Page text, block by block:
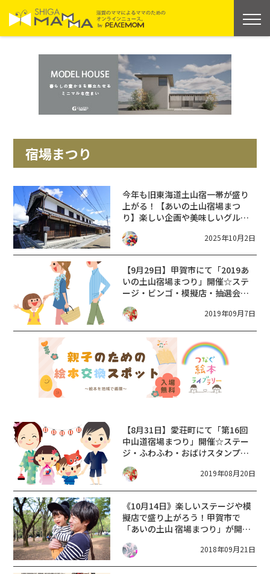
宿場まつり
今年も旧東海道土山宿一帯が盛り
上がる！【あいの土山宿場まつ
り】楽しい企画や美味しいグルメ
がてんこ盛り☆〈甲賀市〉10/12
2025年10月2日
【9月29日】甲賀市にて「2019あ
いの土山宿場まつり」開催☆ステ
ージ・ビンゴ・模擬店・抽選会な
ど♪
2019年09月7日
【8月31日】愛荘町にて「第16回
中山道宿場まつり」開催☆ステー
ジ・ふわふわ・おばけスタンプラ
リー・コストコフェアなど♪
2019年08月20日
《10月14日》楽しいステージや模
擬店で盛り上がろう！甲賀市で
「あいの土山 宿場まつり」が開
催！ビンゴゲームやお楽しみ抽選
会も登場♪
2018年09月21日